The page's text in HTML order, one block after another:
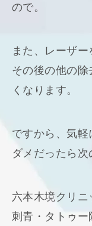
ので。
また、レーザ
その後の他の除
くなります。
ですから、気
ダメだったら次
六本木境クリ
刺青・タトゥー